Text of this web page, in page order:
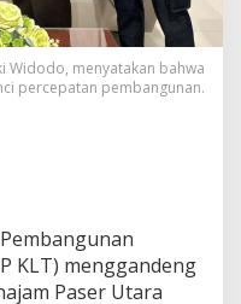
Widodo, menyatakan bahwa
percepatan pembangunan.
KLT) menggandeng
Paser Utara